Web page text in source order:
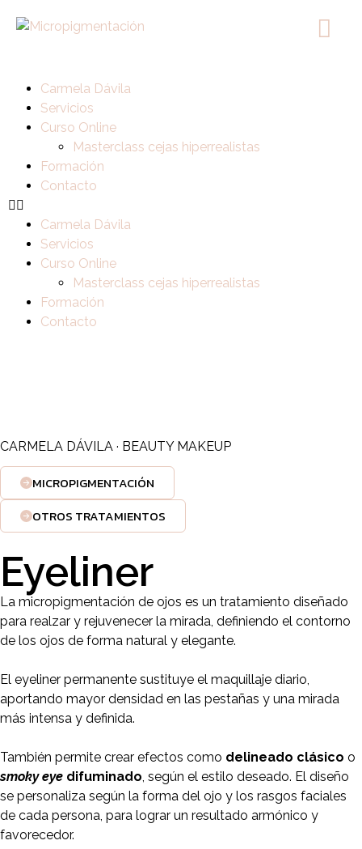
Carmela Dávila
Servicios
Curso Online
Masterclass cejas hiperrealistas
Formación
Contacto
Carmela Dávila
Servicios
Curso Online
Masterclass cejas hiperrealistas
Formación
Contacto
CARMELA DÁVILA · BEAUTY MAKEUP
MICROPIGMENTACIÓN
OTROS TRATAMIENTOS
Eyeliner
La micropigmentación de ojos es un tratamiento diseñado
para realzar y rejuvenecer la mirada, definiendo el contorno
de los ojos de forma natural y elegante.
El eyeliner permanente sustituye el maquillaje diario,
aportando mayor densidad en las pestañas y una mirada
más intensa y definida.
También permite crear efectos como delineado clásico o
smoky eye difuminado, según el estilo deseado. El diseño
se personaliza según la forma del ojo y los rasgos faciales
de cada persona, para lograr un resultado armónico y
favorecedor.